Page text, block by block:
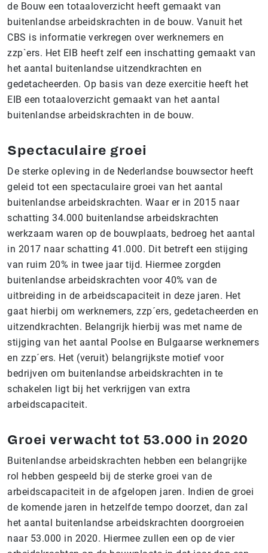
de Bouw een totaaloverzicht heeft gemaakt van
buitenlandse arbeidskrachten in de bouw. Vanuit het
CBS is informatie verkregen over werknemers en
zzp`ers. Het EIB heeft zelf een inschatting gemaakt van
het aantal buitenlandse uitzendkrachten en
gedetacheerden. Op basis van deze exercitie heeft het
EIB een totaaloverzicht gemaakt van het aantal
buitenlandse arbeidskrachten in de bouw.
Spectaculaire groei
De sterke opleving in de Nederlandse bouwsector heeft
geleid tot een spectaculaire groei van het aantal
buitenlandse arbeidskrachten. Waar er in 2015 naar
schatting 34.000 buitenlandse arbeidskrachten
werkzaam waren op de bouwplaats, bedroeg het aantal
in 2017 naar schatting 41.000. Dit betreft een stijging
van ruim 20% in twee jaar tijd. Hiermee zorgden
buitenlandse arbeidskrachten voor 40% van de
uitbreiding in de arbeidscapaciteit in deze jaren. Het
gaat hierbij om werknemers, zzp´ers, gedetacheerden en
uitzendkrachten. Belangrijk hierbij was met name de
stijging van het aantal Poolse en Bulgaarse werknemers
en zzp´ers. Het (veruit) belangrijkste motief voor
bedrijven om buitenlandse arbeidskrachten in te
schakelen ligt bij het verkrijgen van extra
arbeidscapaciteit.
Groei verwacht tot 53.000 in 2020
Buitenlandse arbeidskrachten hebben een belangrijke
rol hebben gespeeld bij de sterke groei van de
arbeidscapaciteit in de afgelopen jaren. Indien de groei
de komende jaren in hetzelfde tempo doorzet, dan zal
het aantal buitenlandse arbeidskrachten doorgroeien
naar 53.000 in 2020. Hiermee zullen een op de vier